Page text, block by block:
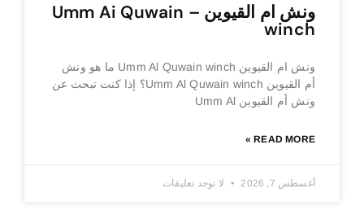
ونش ام القيوين – Umm Ai Quwain
winch
ونش ام القيوين Umm Al Quwain winch ما هو ونش
أم القيوين Umm Al Quwain winch؟ إذا كنت تبحث عن
ونش أم القيوين Umm Al
READ MORE »
أغسطس 7, 2026 لا توجد تعليقات